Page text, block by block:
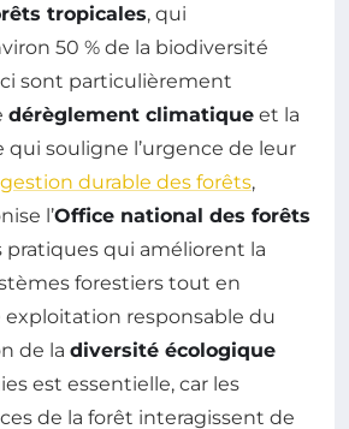
tropicales, qui
50 % de la biodiversité
sont particulièrement
dérèglement climatique et la
qui souligne l’urgence de leur
gestion durable des forêts,
l’Office national des forêts
pratiques qui améliorent la
forestiers tout en
responsable du
de la diversité écologique
est essentielle, car les
de la forêt interagissent de